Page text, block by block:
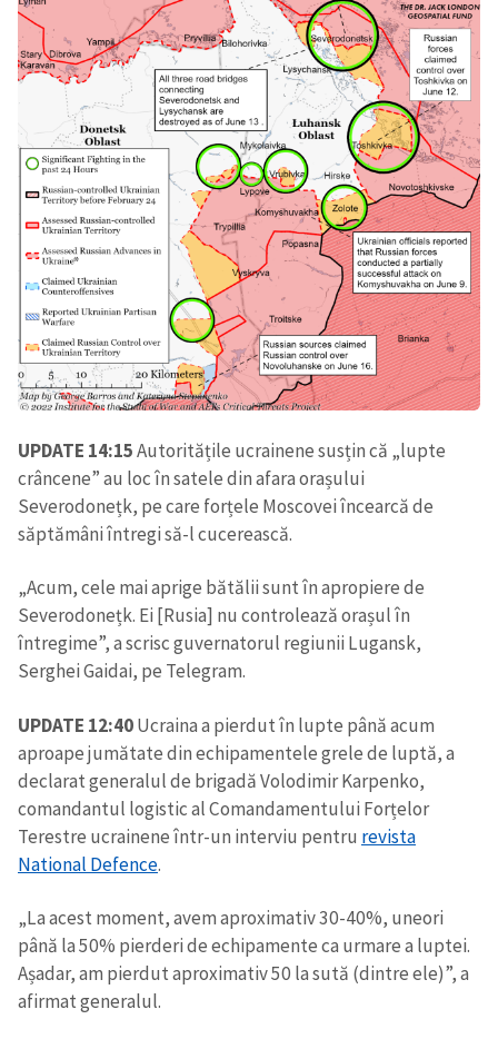
Trimite o informație
Despre ZdG
in English
на русском
UPDATE 14:15Autoritățile ucrainene susțin că „lupte
crâncene” au loc în satele din afara orașului
Severodonețk, pe care forțele Moscovei încearcă de
săptămâni întregi să-l cucerească.
„Acum, cele mai aprige bătălii sunt în apropiere de
Severodonețk. Ei [Rusia] nu controlează orașul în
întregime”, a scrisc guvernatorul regiunii Lugansk,
Serghei Gaidai, pe Telegram.
UPDATE 12:40Ucraina a pierdut în lupte până acum
aproape jumătate din echipamentele grele de luptă, a
declarat generalul de brigadă Volodimir Karpenko,
comandantul logistic al Comandamentului Forțelor
Terestre ucrainene într-un interviu pentru revista
National Defence.
„La acest moment, avem aproximativ 30-40%, uneori
până la 50% pierderi de echipamente ca urmare a luptei.
Așadar, am pierdut aproximativ 50 la sută (dintre ele)”, a
afirmat generalul.